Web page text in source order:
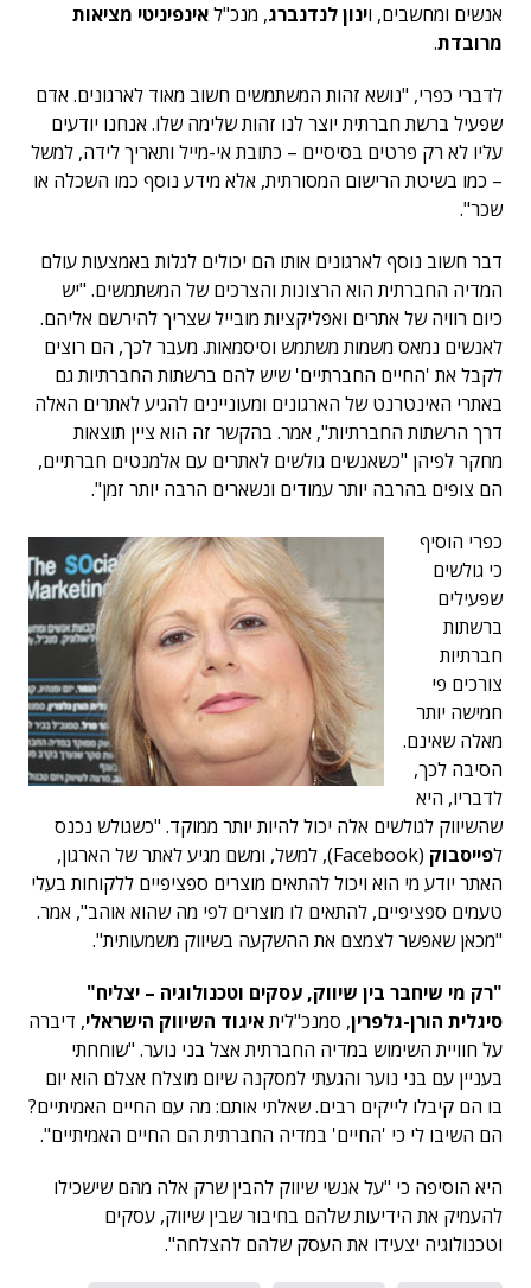
אנשים ומחשבים, וינון לנדנברג, מנכ"לאינפיניטי מציאות
מרובדת.
לדברי כפרי, "נושא זהות המשתמשים חשוב מאוד לארגונים. אדם
שפעיל ברשת חברתית יוצר לנו זהות שלימה שלו. אנחנו יודעים
עליו לא רק פרטים בסיסיים – כתובת אי-מייל ותאריך לידה, למשל
– כמו בשיטת הרישום המסורתית, אלא מידע נוסף כמו השכלה או
שכר".
דבר חשוב נוסף לארגונים אותו הם יכולים לגלות באמצעות עולם
המדיה החברתית הוא הרצונות והצרכים של המשתמשים. "יש
כיום רוויה של אתרים ואפליקציות מובייל שצריך להירשם אליהם.
לאנשים נמאס משמות משתמש וסיסמאות. מעבר לכך, הם רוצים
לקבל את 'החיים החברתיים' שיש להם ברשתות החברתיות גם
באתרי האינטרנט של הארגונים ומעוניינים להגיע לאתרים האלה
דרך הרשתות החברתיות", אמר. בהקשר זה הוא ציין תוצאות
מחקר לפיהן "כשאנשים גולשים לאתרים עם אלמנטים חברתיים,
הם צופים בהרבה יותר עמודים ונשארים הרבה יותר זמן".
כפרי הוסיף
כי גולשים
שפעילים
ברשתות
חברתיות
צורכים פי
חמישה יותר
מאלה שאינם.
הסיבה לכך,
לדבריו, היא
שהשיווק לגולשים אלה יכול להיות יותר ממוקד. "כשגולש נכנס
לפייסבוק
(Facebook), למשל, ומשם מגיע לאתר של הארגון,
האתר יודע מי הוא ויכול להתאים מוצרים ספציפיים ללקוחות בעלי
טעמים ספציפיים, להתאים לו מוצרים לפי מה שהוא אוהב", אמר.
"מכאן שאפשר לצמצם את ההשקעה בשיווק משמעותית".
"רק מי שיחבר בין שיווק, עסקים וטכנולוגיה – יצליח"
סיגלית הורן-גלפרין, סמנכ"ליתאיגוד השיווק הישראלי, דיברה
על חוויית השימוש במדיה החברתית אצל בני נוער. "שוחחתי
בעניין עם בני נוער והגעתי למסקנה שיום מוצלח אצלם הוא יום
בו הם קיבלו לייקים רבים. שאלתי אותם: מה עם החיים האמיתיים?
הם השיבו לי כי 'החיים' במדיה החברתית הם החיים האמיתיים".
היא הוסיפה כי "על אנשי שיווק להבין שרק אלה מהם שישכילו
להעמיק את הידיעות שלהם בחיבור שבין שיווק, עסקים
וטכנולוגיה יצעידו את העסק שלהם להצלחה".